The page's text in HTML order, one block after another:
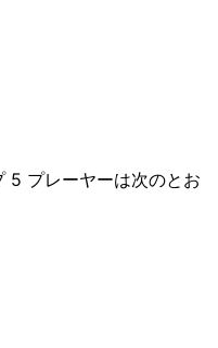
5 プレーヤーは次のとお